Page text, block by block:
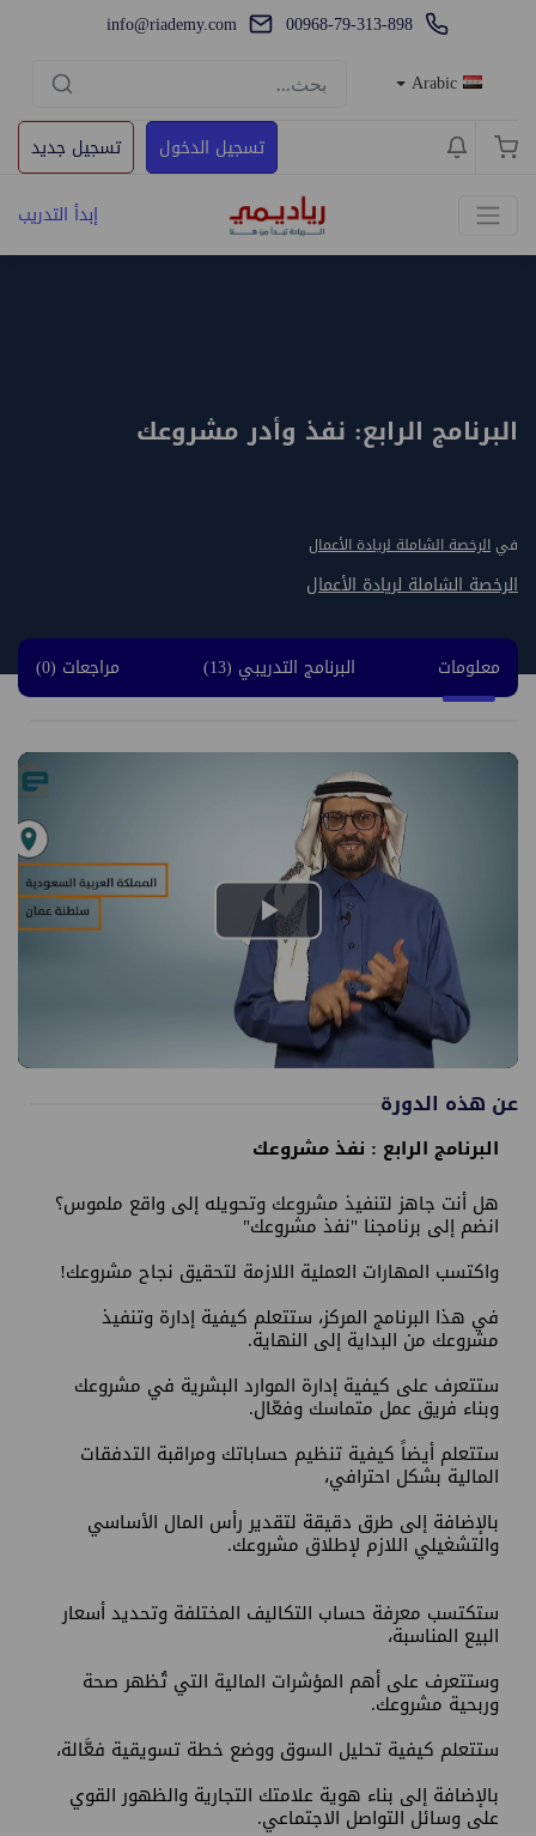
00968-79-313-898
info@riademy.com
Arabic
تسجيل الدخول
تسجيل جديد
إبدأ التدريب
البرنامج الرابع: نفذ وأدر مشروعك
في الرخصة الشاملة لريادة الأعمال
الرخصة الشاملة لريادة الأعمال
معلومات البرنامج التدريبي (13) مراجعات (0)
Play
Video
عن هذه الدورة
البرنامج الرابع : نفذ مشروعك
هل أنت جاهز لتنفيذ مشروعك وتحويله إلى واقع ملموس؟
انضم إلى برنامجنا "نفذ مشروعك"
واكتسب المهارات العملية اللازمة لتحقيق نجاح مشروعك!
في هذا البرنامج المركز، ستتعلم كيفية إدارة وتنفيذ
مشروعك من البداية إلى النهاية.
ستتعرف على كيفية إدارة الموارد البشرية في مشروعك
وبناء فريق عمل متماسك وفعّال.
ستتعلم أيضاً كيفية تنظيم حساباتك ومراقبة التدفقات
المالية بشكل احترافي،
بالإضافة إلى طرق دقيقة لتقدير رأس المال الأساسي
والتشغيلي اللازم لإطلاق مشروعك.
ستكتسب معرفة حساب التكاليف المختلفة وتحديد أسعار
البيع المناسبة،
وستتعرف على أهم المؤشرات المالية التي تُظهر صحة
وربحية مشروعك.
ستتعلم كيفية تحليل السوق ووضع خطة تسويقية فعَّالة،
بالإضافة إلى بناء هوية علامتك التجارية والظهور القوي
على وسائل التواصل الاجتماعي.